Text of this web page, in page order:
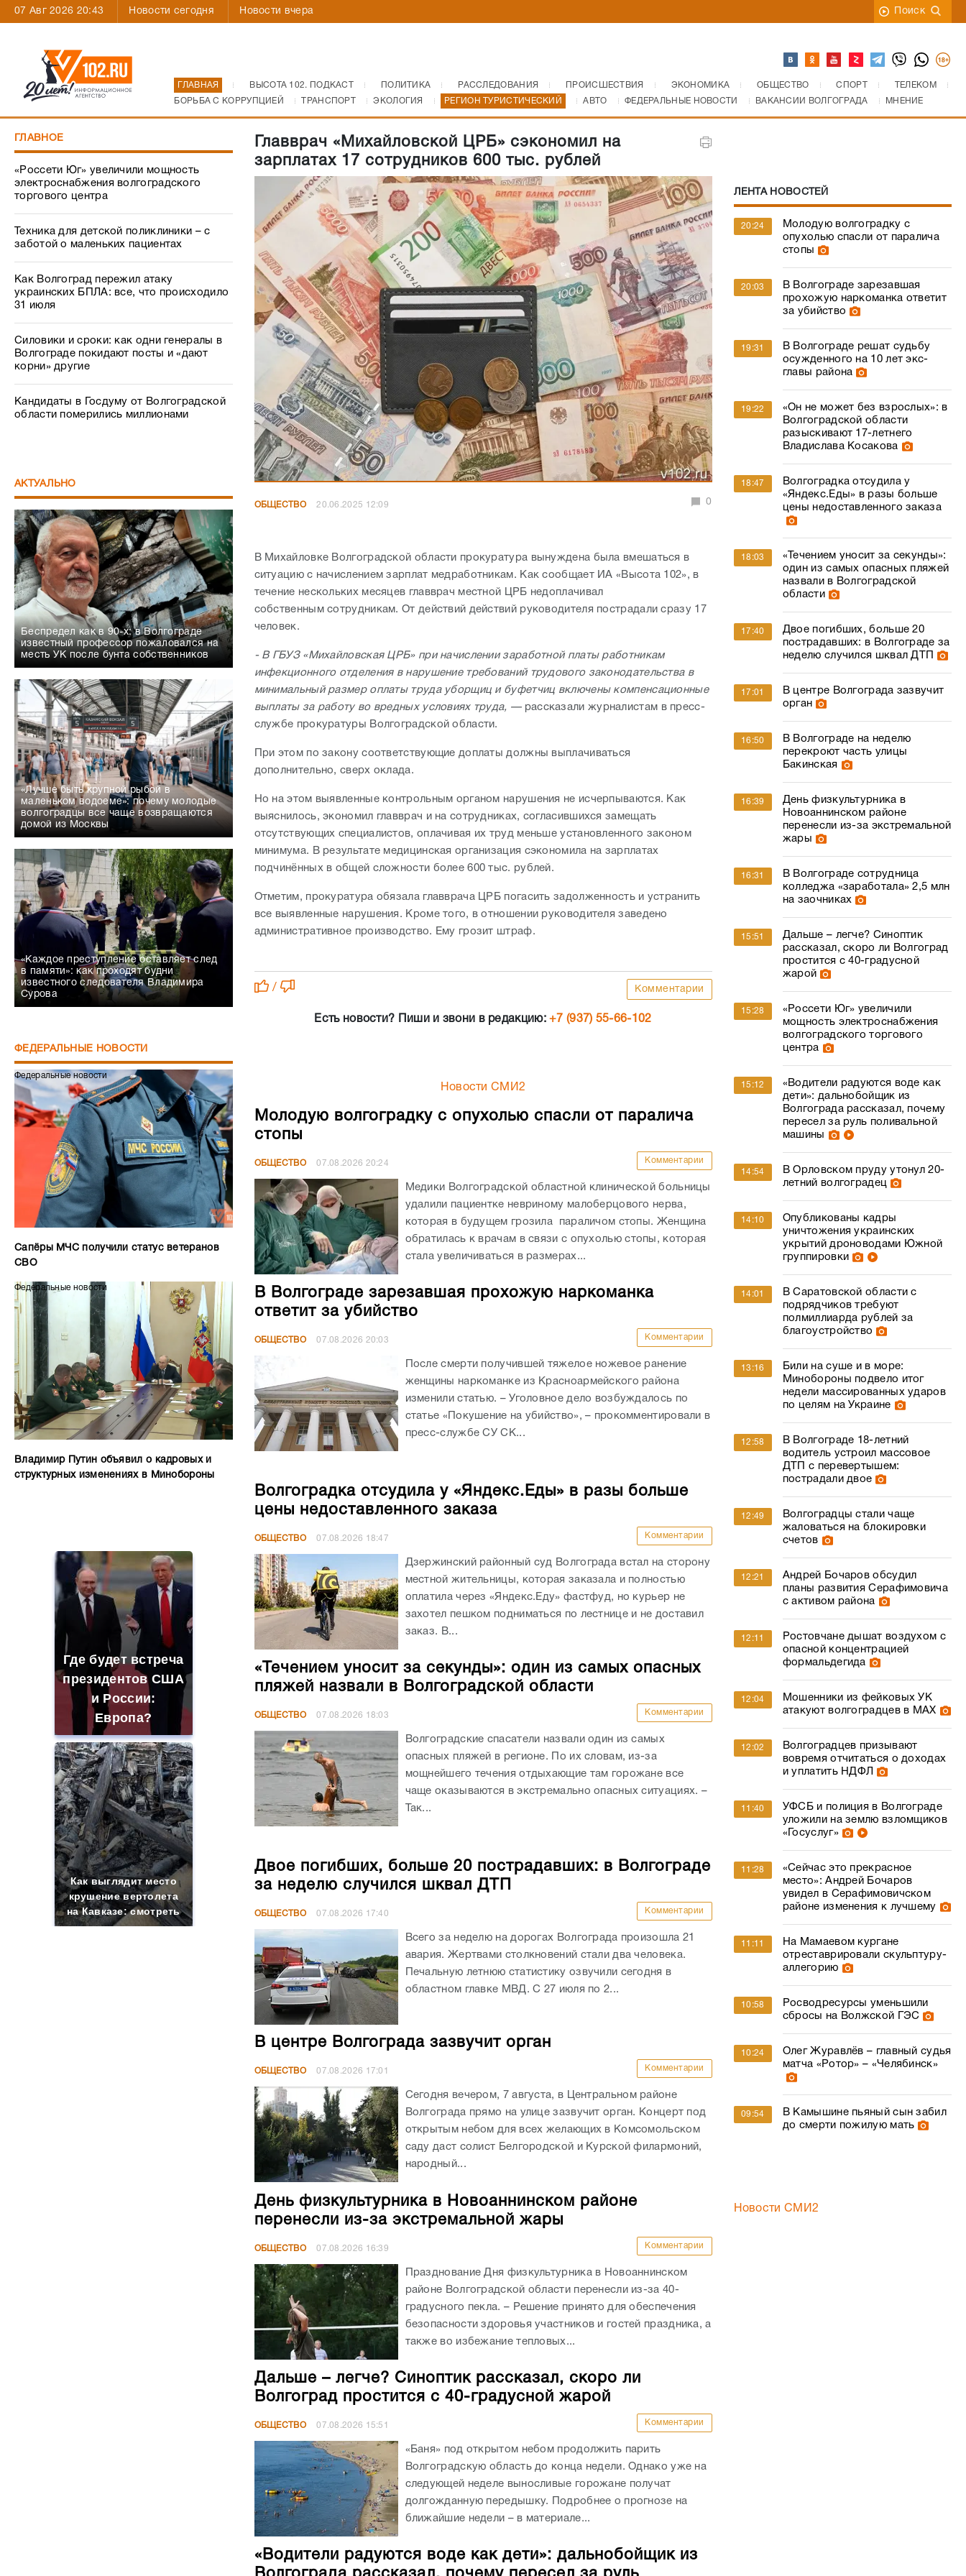
07 Авг 2026 20:43 Новости сегодня Новости вчера Поиск
ГЛАВНАЯ ВЫСОТА 102. ПОДКАСТ ПОЛИТИКА РАССЛЕДОВАНИЯ ПРОИСШЕСТВИЯ ЭКОНОМИКА ОБЩЕСТВО СПОРТ
ТЕЛЕКОМ
БОРЬБА С КОРРУПЦИЕЙ
ТРАНСПОРТ ЭКОЛОГИЯ РЕГИОН ТУРИСТИЧЕСКИЙ АВТО ФЕДЕРАЛЬНЫЕ НОВОСТИ ВАКАНСИИ ВОЛГОГРАДА МНЕНИЕ
ГЛАВНОЕ
«Россети Юг» увеличили мощность
электроснабжения волгоградского
торгового центра
Техника для детской поликлиники – с
заботой о маленьких пациентах
Как Волгоград пережил атаку
украинских БПЛА: все, что происходило
31 июля
Силовики и сроки: как одни генералы в
Волгограде покидают посты и «дают
корни» другие
Кандидаты в Госдуму от Волгоградской
области померились миллионами
АКТУАЛЬНО
Беспредел как в 90-х: в Волгограде
известный профессор пожаловался на
месть УК после бунта собственников
«Лучше быть крупной рыбой в
маленьком водоеме»: почему молодые
волгоградцы все чаще возвращаются
домой из Москвы
«Каждое преступление оставляет след
в памяти»: как проходят будни
известного следователя Владимира
Сурова
ФЕДЕРАЛЬНЫЕ НОВОСТИ
Федеральные новости
Сапёры МЧС получили статус ветеранов
СВО
Федеральные новости
Владимир Путин объявил о кадровых и
структурных изменениях в Минобороны
Где будет встреча
президентов США
и России:
Европа?
Как выглядит место
крушение вертолета
на Кавказе: смотреть
Главврач «Михайловской ЦРБ» сэкономил на
зарплатах 17 сотрудников 600 тыс. рублей
ОБЩЕСТВО 20.06.2025 12:09 0
В Михайловке Волгоградской области прокуратура вынуждена была вмешаться в
ситуацию с начислением зарплат медработникам. Как сообщает ИА «Высота 102», в
течение нескольких месяцев главврач местной ЦРБ недоплачивал
собственным сотрудникам. От действий действий руководителя пострадали сразу 17
человек.
- В ГБУЗ «Михайловская ЦРБ» при начислении заработной платы работникам
инфекционного отделения в нарушение требований трудового законодательства в
минимальный размер оплаты труда уборщиц и буфетчиц включены компенсационные
выплаты за работу во вредных условиях труда, —рассказали журналистам в пресс-
службе прокуратуры Волгоградской области.
При этом по закону соответствующие доплаты должны выплачиваться
дополнительно, сверх оклада.
Но на этом выявленные контрольным органом нарушения не исчерпываются. Как
выяснилось, экономил главврач и на сотрудниках, согласившихся замещать
отсутствующих специалистов, оплачивая их труд меньше установленного законом
минимума. В результате медицинская организация сэкономила на зарплатах
подчинённых в общей сложности более 600 тыс. рублей.
Отметим, прокуратура обязала главврача ЦРБ погасить задолженность и устранить
все выявленные нарушения. Кроме того, в отношении руководителя заведено
административное производство. Ему грозит штраф.
/ Комментарии
Есть новости? Пиши и звони в редакцию:+7 (937) 55-66-102
Новости СМИ2
Молодую волгоградку с опухолью спасли от паралича
стопы
ОБЩЕСТВО 07.08.2026 20:24 Комментарии
Медики Волгоградской областной клинической больницы
удалили пациентке невриному малоберцового нерва,
которая в будущем грозила параличом стопы. Женщина
обратилась к врачам в связи с опухолью стопы, которая
стала увеличиваться в размерах...
В Волгограде зарезавшая прохожую наркоманка
ответит за убийство
ОБЩЕСТВО 07.08.2026 20:03 Комментарии
После смерти получившей тяжелое ножевое ранение
женщины наркоманке из Красноармейского района
изменили статью. – Уголовное дело возбуждалось по
статье «Покушение на убийство», – прокомментировали в
пресс-службе СУ СК...
Волгоградка отсудила у «Яндекс.Еды» в разы больше
цены недоставленного заказа
ОБЩЕСТВО 07.08.2026 18:47 Комментарии
Дзержинский районный суд Волгограда встал на сторону
местной жительницы, которая заказала и полностью
оплатила через «Яндекс.Еду» фастфуд, но курьер не
захотел пешком подниматься по лестнице и не доставил
заказ. В...
«Течением уносит за секунды»: один из самых опасных
пляжей назвали в Волгоградской области
ОБЩЕСТВО 07.08.2026 18:03 Комментарии
Волгоградские спасатели назвали один из самых
опасных пляжей в регионе. По их словам, из-за
мощнейшего течения отдыхающие там горожане все
чаще оказываются в экстремально опасных ситуациях. –
Так...
Двое погибших, больше 20 пострадавших: в Волгограде
за неделю случился шквал ДТП
ОБЩЕСТВО 07.08.2026 17:40 Комментарии
Всего за неделю на дорогах Волгограда произошла 21
авария. Жертвами столкновений стали два человека.
Печальную летнюю статистику озвучили сегодня в
областном главке МВД. С 27 июля по 2...
В центре Волгограда зазвучит орган
ОБЩЕСТВО 07.08.2026 17:01 Комментарии
Сегодня вечером, 7 августа, в Центральном районе
Волгограда прямо на улице зазвучит орган. Концерт под
открытым небом для всех желающих в Комсомольском
саду даст солист Белгородской и Курской филармоний,
народный...
День физкультурника в Новоаннинском районе
перенесли из-за экстремальной жары
ОБЩЕСТВО 07.08.2026 16:39 Комментарии
Празднование Дня физкультурника в Новоаннинском
районе Волгоградской области перенесли из-за 40-
градусного пекла. – Решение принято для обеспечения
безопасности здоровья участников и гостей праздника, а
также во избежание тепловых...
Дальше – легче? Синоптик рассказал, скоро ли
Волгоград простится с 40-градусной жарой
ОБЩЕСТВО 07.08.2026 15:51 Комментарии
«Баня» под открытом небом продолжить парить
Волгоградскую область до конца недели. Однако уже на
следующей неделе выносливые горожане получат
долгожданную передышку. Подробнее о прогнозе на
ближайшие недели – в материале...
«Водители радуются воде как дети»: дальнобойщик из
ЛЕНТА НОВОСТЕЙ
20:24
Молодую волгоградку с
опухолью спасли от паралича
стопы
20:03
В Волгограде зарезавшая
прохожую наркоманка ответит
за убийство
19:31
В Волгограде решат судьбу
осужденного на 10 лет экс-
главы района
19:22
«Он не может без взрослых»: в
Волгоградской области
разыскивают 17-летнего
Владислава Косакова
18:47
Волгоградка отсудила у
«Яндекс.Еды» в разы больше
цены недоставленного заказа
18:03
«Течением уносит за секунды»:
один из самых опасных пляжей
назвали в Волгоградской
области
17:40
Двое погибших, больше 20
пострадавших: в Волгограде за
неделю случился шквал ДТП
17:01
В центре Волгограда зазвучит
орган
16:50
В Волгограде на неделю
перекроют часть улицы
Бакинская
16:39
День физкультурника в
Новоаннинском районе
перенесли из-за экстремальной
жары
16:31
В Волгограде сотрудница
колледжа «заработала» 2,5 млн
на заочниках
15:51
Дальше – легче? Синоптик
рассказал, скоро ли Волгоград
простится с 40-градусной
жарой
15:28
«Россети Юг» увеличили
мощность электроснабжения
волгоградского торгового
центра
15:12
«Водители радуются воде как
дети»: дальнобойщик из
Волгограда рассказал, почему
пересел за руль поливальной
машины
14:54
В Орловском пруду утонул 20-
летний волгоградец
14:10
Опубликованы кадры
уничтожения украинских
укрытий дроноводами Южной
группировки
14:01
В Саратовской области с
подрядчиков требуют
полмиллиарда рублей за
благоустройство
13:16
Били на суше и в море:
Минобороны подвело итог
недели массированных ударов
по целям на Украине
12:58
В Волгограде 18-летний
водитель устроил массовое
ДТП с перевертышем:
пострадали двое
12:49
Волгоградцы стали чаще
жаловаться на блокировки
счетов
12:21
Андрей Бочаров обсудил
планы развития Серафимовича
с активом района
12:11
Ростовчане дышат воздухом с
опасной концентрацией
формальдегида
12:04
Мошенники из фейковых УК
атакуют волгоградцев в МАХ
12:02
Волгоградцев призывают
вовремя отчитаться о доходах
и уплатить НДФЛ
11:40
УФСБ и полиция в Волгограде
уложили на землю взломщиков
«Госуслуг»
11:28
«Сейчас это прекрасное
место»: Андрей Бочаров
увидел в Серафимовичском
районе изменения к лучшему
11:11
На Мамаевом кургане
отреставрировали скульптуру-
аллегорию
10:58
Росводресурсы уменьшили
сбросы на Волжской ГЭС
10:24
Олег Журавлёв – главный судья
матча «Ротор» – «Челябинск»
09:54
В Камышине пьяный сын забил
до смерти пожилую мать
Новости СМИ2